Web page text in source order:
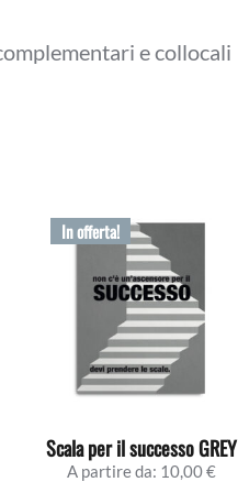
e collocali
In offerta!
Scala per il successo GREY
A partire da: 10,00€